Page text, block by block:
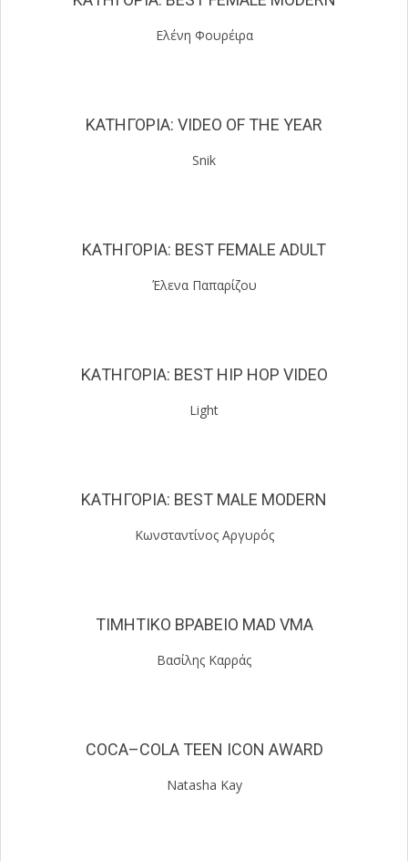
Ελένη Φουρέιρα
KATΗΓΟΡΙΑ: VIDEO OF THE YEAR
Snik
ΚΑΤΗΓΟΡΙΑ: BEST FEMALE ADULT
Έλενα Παπαρίζου
ΚΑΤΗΓΟΡΙΑ: BEST HIP HOP VIDEO
Light
ΚΑΤΗΓΟΡΙΑ: BEST MALE MODERN
Κωνσταντίνος Αργυρός
ΤΙΜΗΤΙΚΟ ΒΡΑΒΕΙΟ MAD VMA
Βασίλης Καρράς
COCA–COLA TEEN ICON ΑWARD
Natasha Kay